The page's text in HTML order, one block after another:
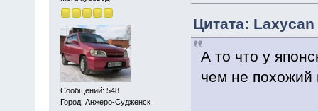
Сообщений: 548
Город: Анжеро-Судженск
Цитата: Laxycan
А то что у
чем не похожий